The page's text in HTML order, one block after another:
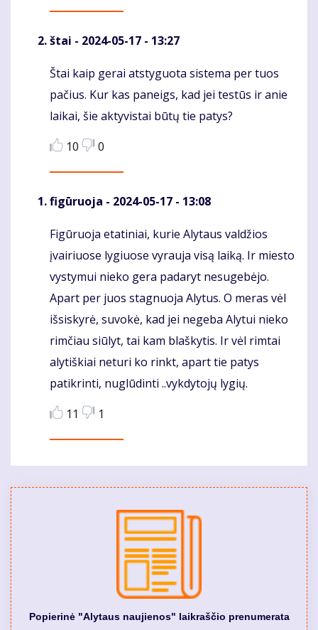
štai - 2024-05-17 - 13:27
Komentaras
Štai kaip gerai atstyguota sistema per tuos
pačius. Kur kas paneigs, kad jei testūs ir anie
laikai, šie aktyvistai būtų tie patys?
10
0
figūruoja - 2024-05-17 - 13:08
Komentaras
Figūruoja etatiniai, kurie Alytaus valdžios
įvairiuose lygiuose vyrauja visą laiką. Ir miesto
vystymui nieko gera padaryt nesugebėjo.
Apart per juos stagnuoja Alytus. O meras vėl
išsiskyrė, suvokė, kad jei negeba Alytui nieko
rimčiau siūlyt, tai kam blaškytis. Ir vėl rimtai
alytiškiai neturi ko rinkt, apart tie patys
patikrinti, nuglūdinti ..vykdytojų lygių.
11
1
Popierinė "Alytaus naujienos" laikraščio prenumerata